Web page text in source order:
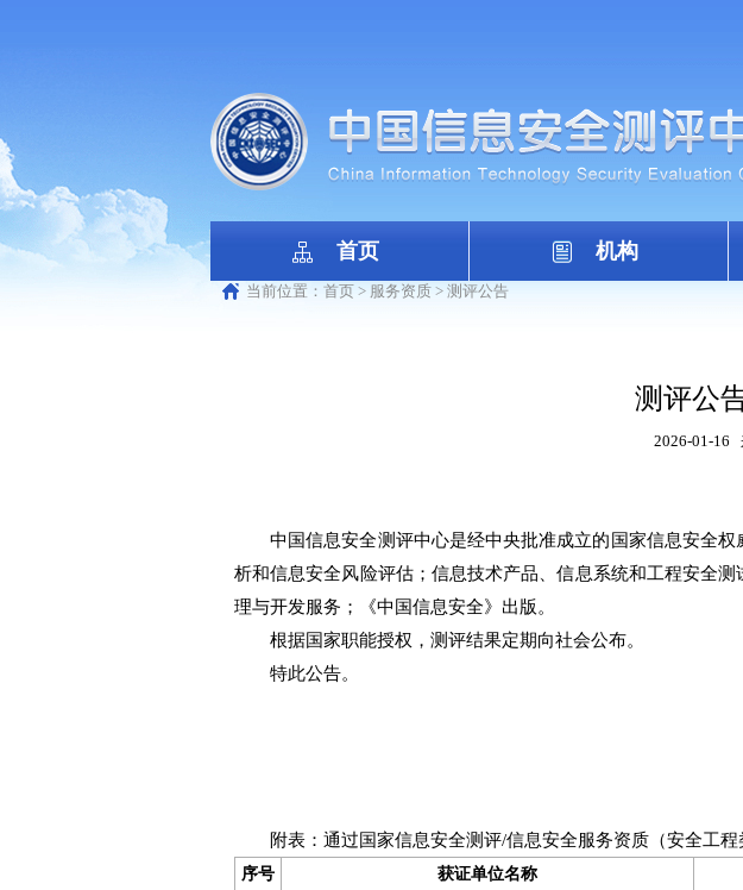
首页 机构
当前位置： 首页 > 服务资质 > 测评公告
测评公
2026-01-16
中国信息安全测评中心是经中央批准成立的国家信息安全
析和信息安全风险评估；信息技术产品、信息系统和工程安全
理与开发服务；《中国信息安全》出版。
根据国家职能授权，测评结果定期向社会公布。
特此公告。
附表：通过国家信息安全测评/信息安全服务资质（安全工
序号 获证单位名称